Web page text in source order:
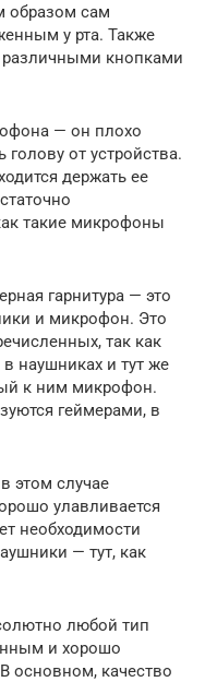
образом сам
у рта. Также
кнопками
— он плохо
голову от устройства.
держать ее
такие микрофоны
гарнитура — это
и микрофон. Это
так как
наушниках и тут же
к ним микрофон.
геймерами, в
этом случае
улавливается
необходимости
— тут, как
любой тип
и хорошо
основном, качество